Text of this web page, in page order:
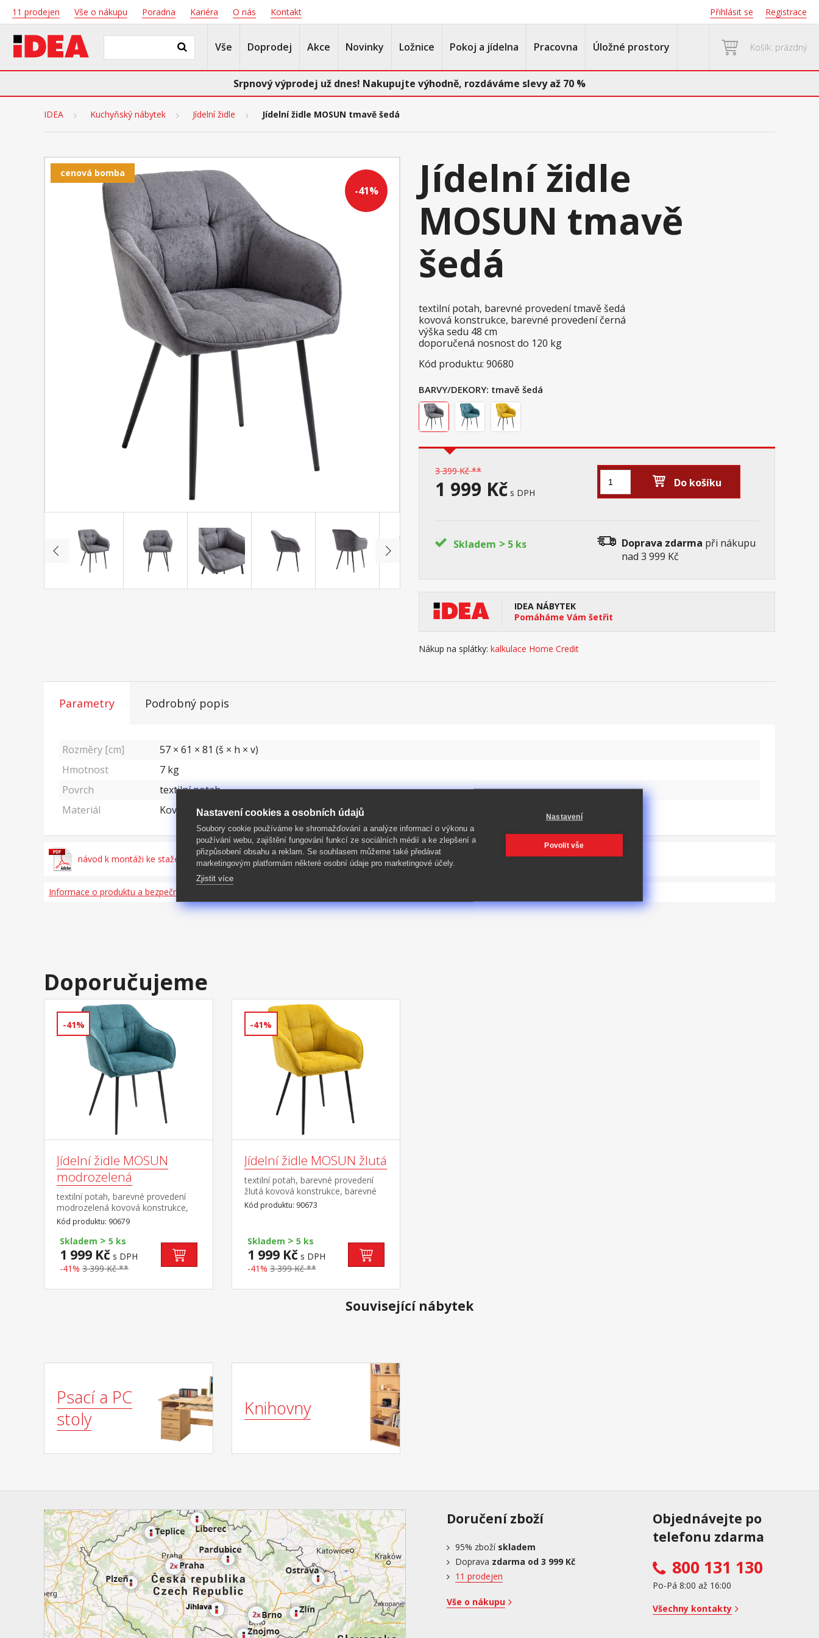
11 prodejen Vše o nákupu Poradna Kariéra O nás Kontakt Přihlásit se Registrace
Vše Doprodej Akce Novinky Ložnice Pokoj a jídelna Pracovna Úložné prostory Košík: prázdný
Srpnový výprodej už dnes! Nakupujte výhodně, rozdáváme slevy až 70 %
IDEA Kuchyňský nábytek Jídelní židle Jídelní židle MOSUN tmavě šedá
-41%
cenová bomba
Jídelní židle
MOSUN tmavě
šedá
textilní potah, barevné provedení tmavě šedá
kovová konstrukce, barevné provedení černá
výška sedu 48 cm
doporučená nosnost do 120 kg
Kód produktu: 90680
BARVY/DEKORY: tmavě šedá
3 399 Kč **
1 999 Kč s DPH
Do košíku
Skladem > 5 ks Doprava zdarma při nákupu
nad 3 999 Kč
IDEA NÁBYTEK
Pomáháme Vám šetřit
Nákup na splátky: kalkulace Home Credit
Parametry Podrobný popis
Rozměry [cm]
57 × 61 × 81 (š × h × v)
Hmotnost
7 kg
Povrch
textilní potah
Materiál
Kov a sklo
návod k montáži ke stažení zde
Informace o produktu a bezpečnosti
Doporučujeme
-41%
Jídelní židle MOSUN
modrozelená
textilní potah, barevné provedení
modrozelená kovová konstrukce,
barevné provedení černá výška sedu
48 cm doporučená nosnost do 120
kg
Kód produktu: 90679
Skladem > 5 ks
1 999 Kč s DPH
-41% 3 399 Kč **
-41%
Jídelní židle MOSUN žlutá
textilní potah, barevné provedení
žlutá kovová konstrukce, barevné
provedení černá výška sedu 48
cm doporučená nosnost do 120 kg
Kód produktu: 90673
Skladem > 5 ks
1 999 Kč s DPH
-41% 3 399 Kč **
Související nábytek
Psací a PC
stoly
Knihovny
Doručení zboží
95% zboží skladem
Doprava zdarma od 3 999 Kč
11 prodejen
Vše o nákupu
Objednávejte po
telefonu zdarma
800 131 130
Po-Pá 8:00 až 16:00
Všechny kontakty
Nastavení cookies a osobních údajů
Soubory cookie používáme ke shromažďování a analýze informací o výkonu a
používání webu, zajištění fungování funkcí ze sociálních médií a ke zlepšení a
přizpůsobení obsahu a reklam. Se souhlasem můžeme také předávat
marketingovým platformám některé osobní údaje pro marketingové účely.
Zjistit více
Nastavení
Povolit vše